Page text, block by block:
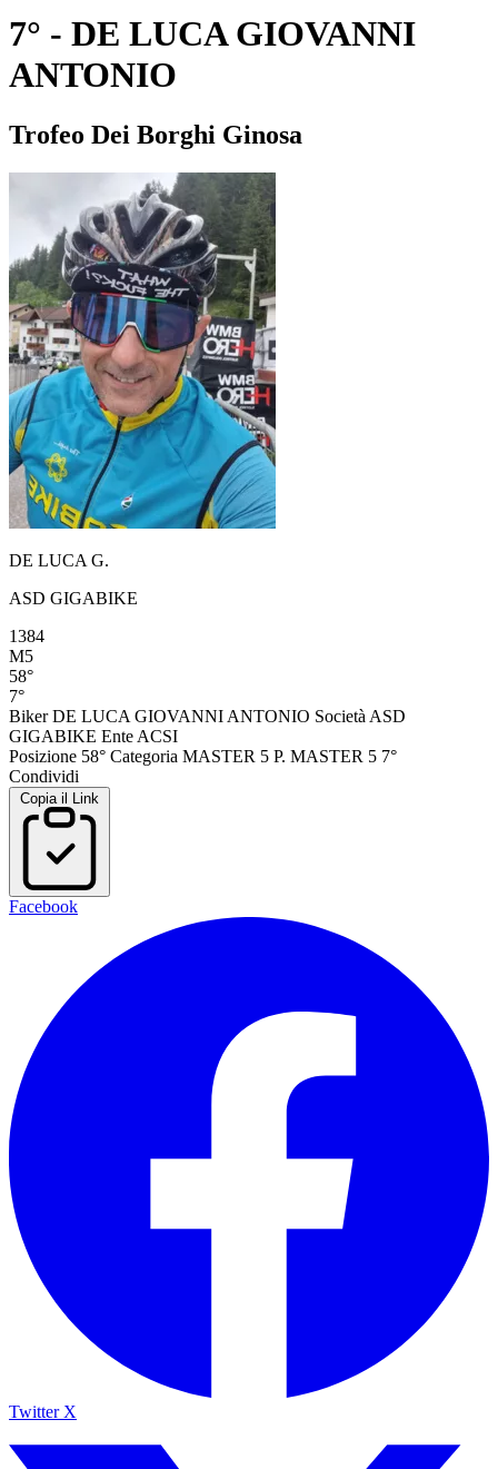
7° - DE LUCA GIOVANNI
ANTONIO
Trofeo Dei Borghi Ginosa
DE LUCA G.
ASD GIGABIKE
1384
M5
58°
7°
Biker DE LUCA GIOVANNI ANTONIO Società ASD
GIGABIKE Ente ACSI
Posizione 58° Categoria MASTER 5 P. MASTER 5 7°
Condividi
Copia il Link
Facebook
Twitter X